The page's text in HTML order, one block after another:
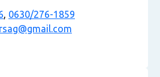
, 0630/276-1859